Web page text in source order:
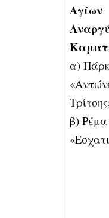
Αγίων
α)
β) Ρέμα